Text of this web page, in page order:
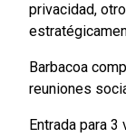
privacidad,
Barbacoa
reuniones
Entrada para